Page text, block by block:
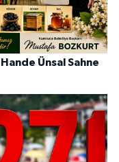
Ünsal Sahne